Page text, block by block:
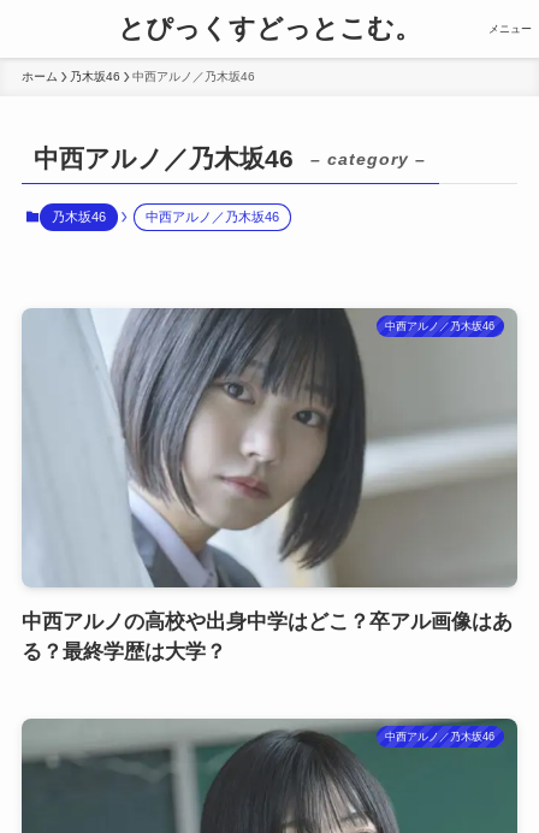
とぴっくすどっとこむ。 メニュー
ホーム 乃木坂46 中西アルノ／乃木坂46
中西アルノ／乃木坂46 – category –
乃木坂46 中西アルノ／乃木坂46
中西アルノ／乃木坂46
中西アルノの高校や出身中学はどこ？卒アル画像はあ
る？最終学歴は大学？
中西アルノ／乃木坂46